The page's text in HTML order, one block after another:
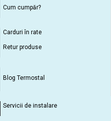
Cum cumpăr?
Carduri în rate
Retur produse
Blog Termostal
Servicii de instalare